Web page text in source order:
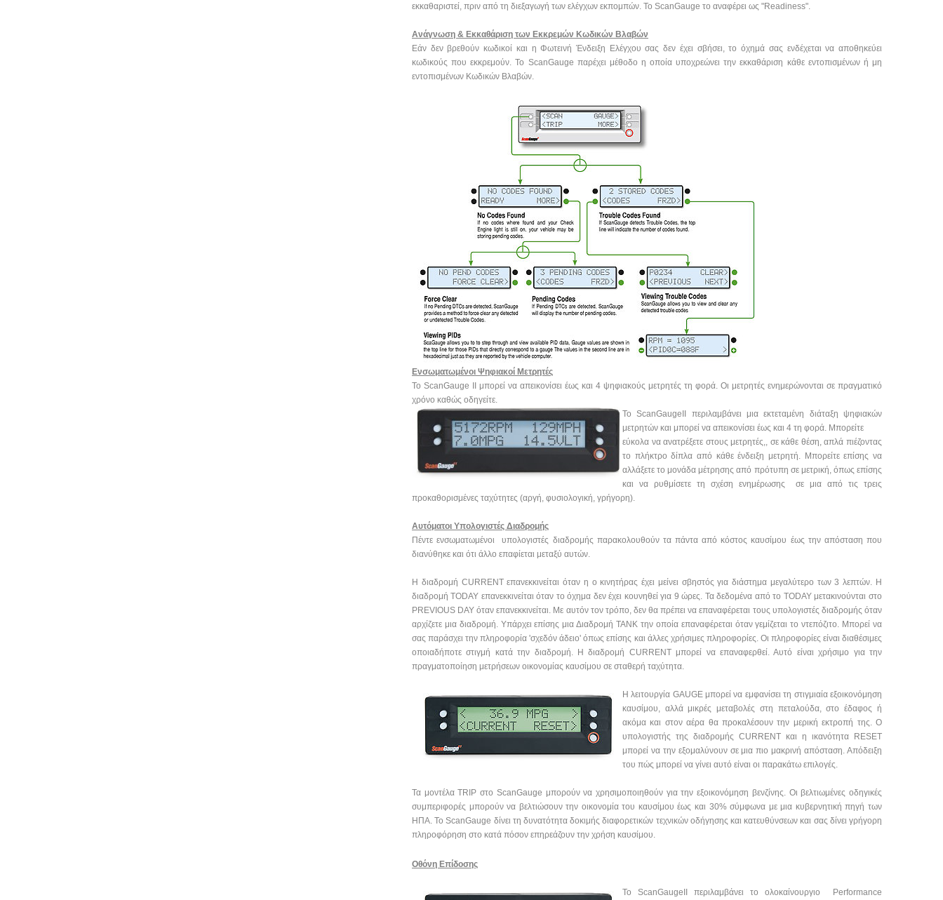
εκκαθαριστεί, πριν από τη διεξαγωγή των ελέγχων εκπομπών. Το ScanGauge το αναφέρει ως "Readiness".
Ανάγνωση & Εκκαθάριση των Εκκρεμών Κωδικών Βλαβών
Εάν δεν βρεθούν κωδικοί και η Φωτεινή Ένδειξη Ελέγχου σας δεν έχει σβήσει, το όχημά σας ενδέχεται να αποθηκεύει
κωδικούς που εκκρεμούν. Το ScanGauge παρέχει μέθοδο η οποία υποχρεώνει την εκκαθάριση κάθε εντοπισμένων ή μη
εντοπισμένων Κωδικών Βλαβών.
Ενσωματωμένοι Ψηφιακοί Μετρητές
Το ScanGauge II μπορεί να απεικονίσει έως και 4 ψηφιακούς μετρητές τη φορά. Οι μετρητές ενημερώνονται σε πραγματικό
χρόνο καθώς οδηγείτε.
Το ScanGaugeII περιλαμβάνει μια εκτεταμένη διάταξη ψηφιακών
μετρητών και μπορεί να απεικονίσει έως και 4 τη φορά. Μπορείτε
εύκολα να ανατρέξετε στους μετρητές,, σε κάθε θέση, απλά πιέζοντας
το πλήκτρο δίπλα από κάθε ένδειξη μετρητή. Μπορείτε επίσης να
αλλάξετε το μονάδα μέτρησης από πρότυπη σε μετρική, όπως επίσης
και να ρυθμίσετε τη σχέση ενημέρωσης σε μια από τις τρεις
προκαθορισμένες ταχύτητες (αργή, φυσιολογική, γρήγορη).
Αυτόματοι Υπολογιστές Διαδρομής
Πέντε ενσωματωμένοι υπολογιστές διαδρομής παρακολουθούν τα πάντα από κόστος καυσίμου έως την απόσταση που
διανύθηκε και ότι άλλο επαφίεται μεταξύ αυτών.
Η διαδρομή CURRENT επανεκκινείται όταν η ο κινητήρας έχει μείνει σβηστός για διάστημα μεγαλύτερο των 3 λεπτών. Η
διαδρομή TODAY επανεκκινείται όταν το όχημα δεν έχει κουνηθεί για 9 ώρες. Τα δεδομένα από το TODAY μετακινούνται στο
PREVIOUS DAY όταν επανεκκινείται. Με αυτόν τον τρόπο, δεν θα πρέπει να επαναφέρεται τους υπολογιστές διαδρομής όταν
αρχίζετε μια διαδρομή. Υπάρχει επίσης μια Διαδρομή ΤΑΝΚ την οποία επαναφέρεται όταν γεμίζεται το ντεπόζιτο. Μπορεί να
σας παράσχει την πληροφορία 'σχεδόν άδειο' όπως επίσης και άλλες χρήσιμες πληροφορίες. Οι πληροφορίες είναι διαθέσιμες
οποιαδήποτε στιγμή κατά την διαδρομή. Η διαδρομή CURRENT μπορεί να επαναφερθεί. Αυτό είναι χρήσιμο για την
πραγματοποίηση μετρήσεων οικονομίας καυσίμου σε σταθερή ταχύτητα.
Η λειτουργία GAUGE μπορεί να εμφανίσει τη στιγμιαία εξοικονόμηση
καυσίμου, αλλά μικρές μεταβολές στη πεταλούδα, στο έδαφος ή
ακόμα και στον αέρα θα προκαλέσουν την μερική εκτροπή της. Ο
υπολογιστής της διαδρομής CURRENT και η ικανότητα RESET
μπορεί να την εξομαλύνουν σε μια πιο μακρινή απόσταση. Απόδειξη
του πώς μπορεί να γίνει αυτό είναι οι παρακάτω επιλογές.
Τα μοντέλα TRIP στο ScanGauge μπορούν να χρησιμοποιηθούν για την εξοικονόμηση βενζίνης. Οι βελτιωμένες οδηγικές
συμπεριφορές μπορούν να βελτιώσουν την οικονομία του καυσίμου έως και 30% σύμφωνα με μια κυβερνητική πηγή των
ΗΠΑ. Το ScanGauge δίνει τη δυνατότητα δοκιμής διαφορετικών τεχνικών οδήγησης και κατευθύνσεων και σας δίνει γρήγορη
πληροφόρηση στο κατά πόσον επηρεάζουν την χρήση καυσίμου.
Οθόνη Επίδοσης
Το ScanGaugeII περιλαμβάνει το ολοκαίνουργιο Performance